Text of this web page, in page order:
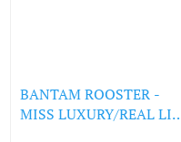
BANTAM ROOSTER -
MISS LUXURY/REAL